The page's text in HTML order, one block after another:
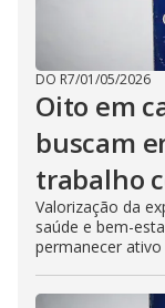
DO R7/01/05/2026
Oito em
buscam
trabalho
Valorização da
saúde e bem-
permanecer